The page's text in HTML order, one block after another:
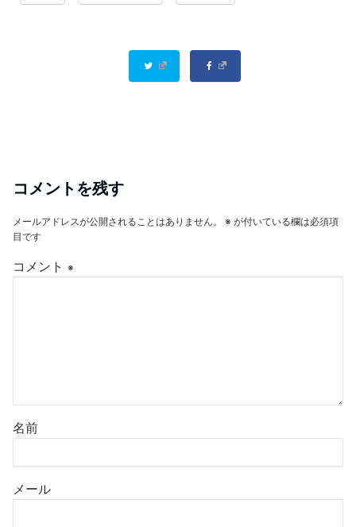
コメントを残す
メールアドレスが公開されることはありません。 ※ が付いている欄は必須項
目です
コメント ※
名前
メール